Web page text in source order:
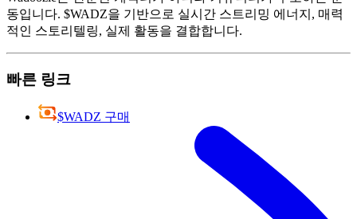
동입니다. $WADZ을 기반으로 실시간 스트리밍 에너지, 매력
적인 스토리텔링, 실제 활동을 결합합니다.
빠른 링크
$WADZ 구매